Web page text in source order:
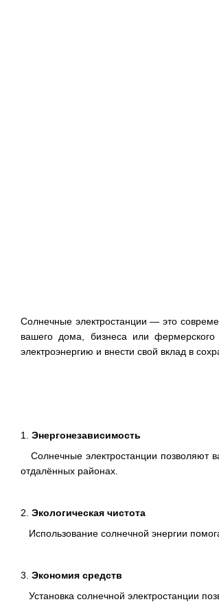
Солнечные электростанции — это
вашего дома, бизнеса или
электроэнергию и внести свой вклад в
1.
Энергонезависимость
Солнечные электростанции позволяют
отдалённых районах.
2. Экологическая чистота
Использование солнечной энергии
3. Экономия средств
Установка солнечной электростанции